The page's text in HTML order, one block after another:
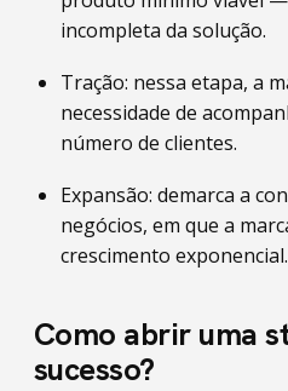
incompleta da solução.
Tração: nessa etapa, a
necessidade de
número de clientes.
Expansão: demarca a
negócios, em que a
crescimento exponencial.
Como abrir uma
sucesso?